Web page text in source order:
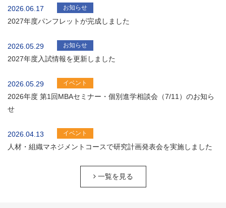
2026.06.17 お知らせ
2027年度パンフレットが完成しました
2026.05.29 お知らせ
2027年度入試情報を更新しました
2026.05.29 イベント
2026年度 第1回MBAセミナー・個別進学相談会（7/11）のお知ら
せ
2026.04.13 イベント
人材・組織マネジメントコースで研究計画発表会を実施しました
一覧を見る